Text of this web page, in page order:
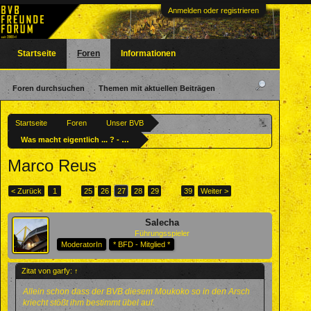
Anmelden oder registrieren
Startseite Foren
Unser BVB
Was macht eigentlich ... ? - Ehemalige BVBler
Marco Reus
< Zurück 1 ← 25 26 27 28 29 → 39 Weiter >
Salecha
Führungsspieler
ModeratorIn
* BFD - Mitglied *
Zitat von garfy: ↑
Allein schon dass der BVB diesem Moukoko so in den Arsch
kriecht stößt ihm bestimmt übel auf.
Startseite Foren
Foren durchsuchen Themen mit aktuellen Beiträgen
Informationen